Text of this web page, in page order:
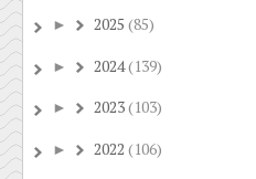
► 2025 (85)
► 2024(139)
► 2023(103)
► 2022 (106)